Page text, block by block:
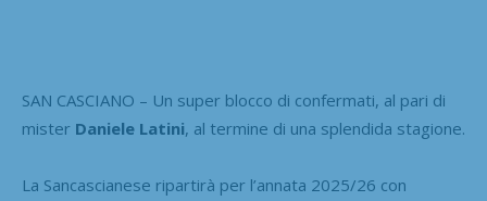
SAN CASCIANO – Un super blocco di confermati, al pari di
mister Daniele Latini, al termine di una splendida stagione.
La Sancascianese ripartirà per l’annata 2025/26 con